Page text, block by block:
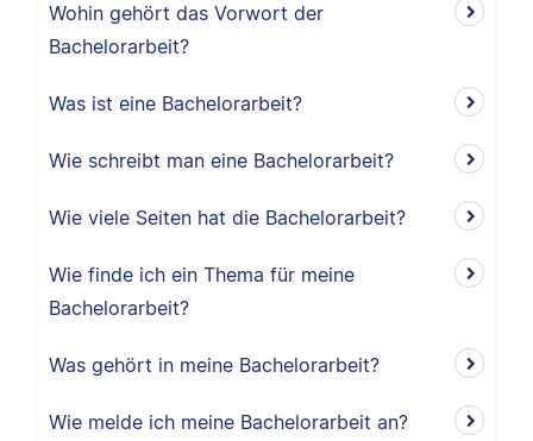
Wohin gehört das Vorwort der
Bachelorarbeit?
Was ist eine Bachelorarbeit?
Wie schreibt man eine Bachelorarbeit?
Wie viele Seiten hat die Bachelorarbeit?
Wie finde ich ein Thema für meine
Bachelorarbeit?
Was gehört in meine Bachelorarbeit?
Wie melde ich meine Bachelorarbeit an?